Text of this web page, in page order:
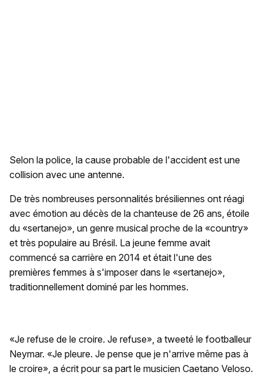
Selon la police, la cause probable de l'accident est une
collision avec une antenne.
De très nombreuses personnalités brésiliennes ont réagi
avec émotion au décès de la chanteuse de 26 ans, étoile
du «sertanejo», un genre musical proche de la «country»
et très populaire au Brésil. La jeune femme avait
commencé sa carrière en 2014 et était l'une des
premières femmes à s'imposer dans le «sertanejo»,
traditionnellement dominé par les hommes.
«Je refuse de le croire. Je refuse», a tweeté le footballeur
Neymar. «Je pleure. Je pense que je n'arrive même pas à
le croire», a écrit pour sa part le musicien Caetano Veloso.